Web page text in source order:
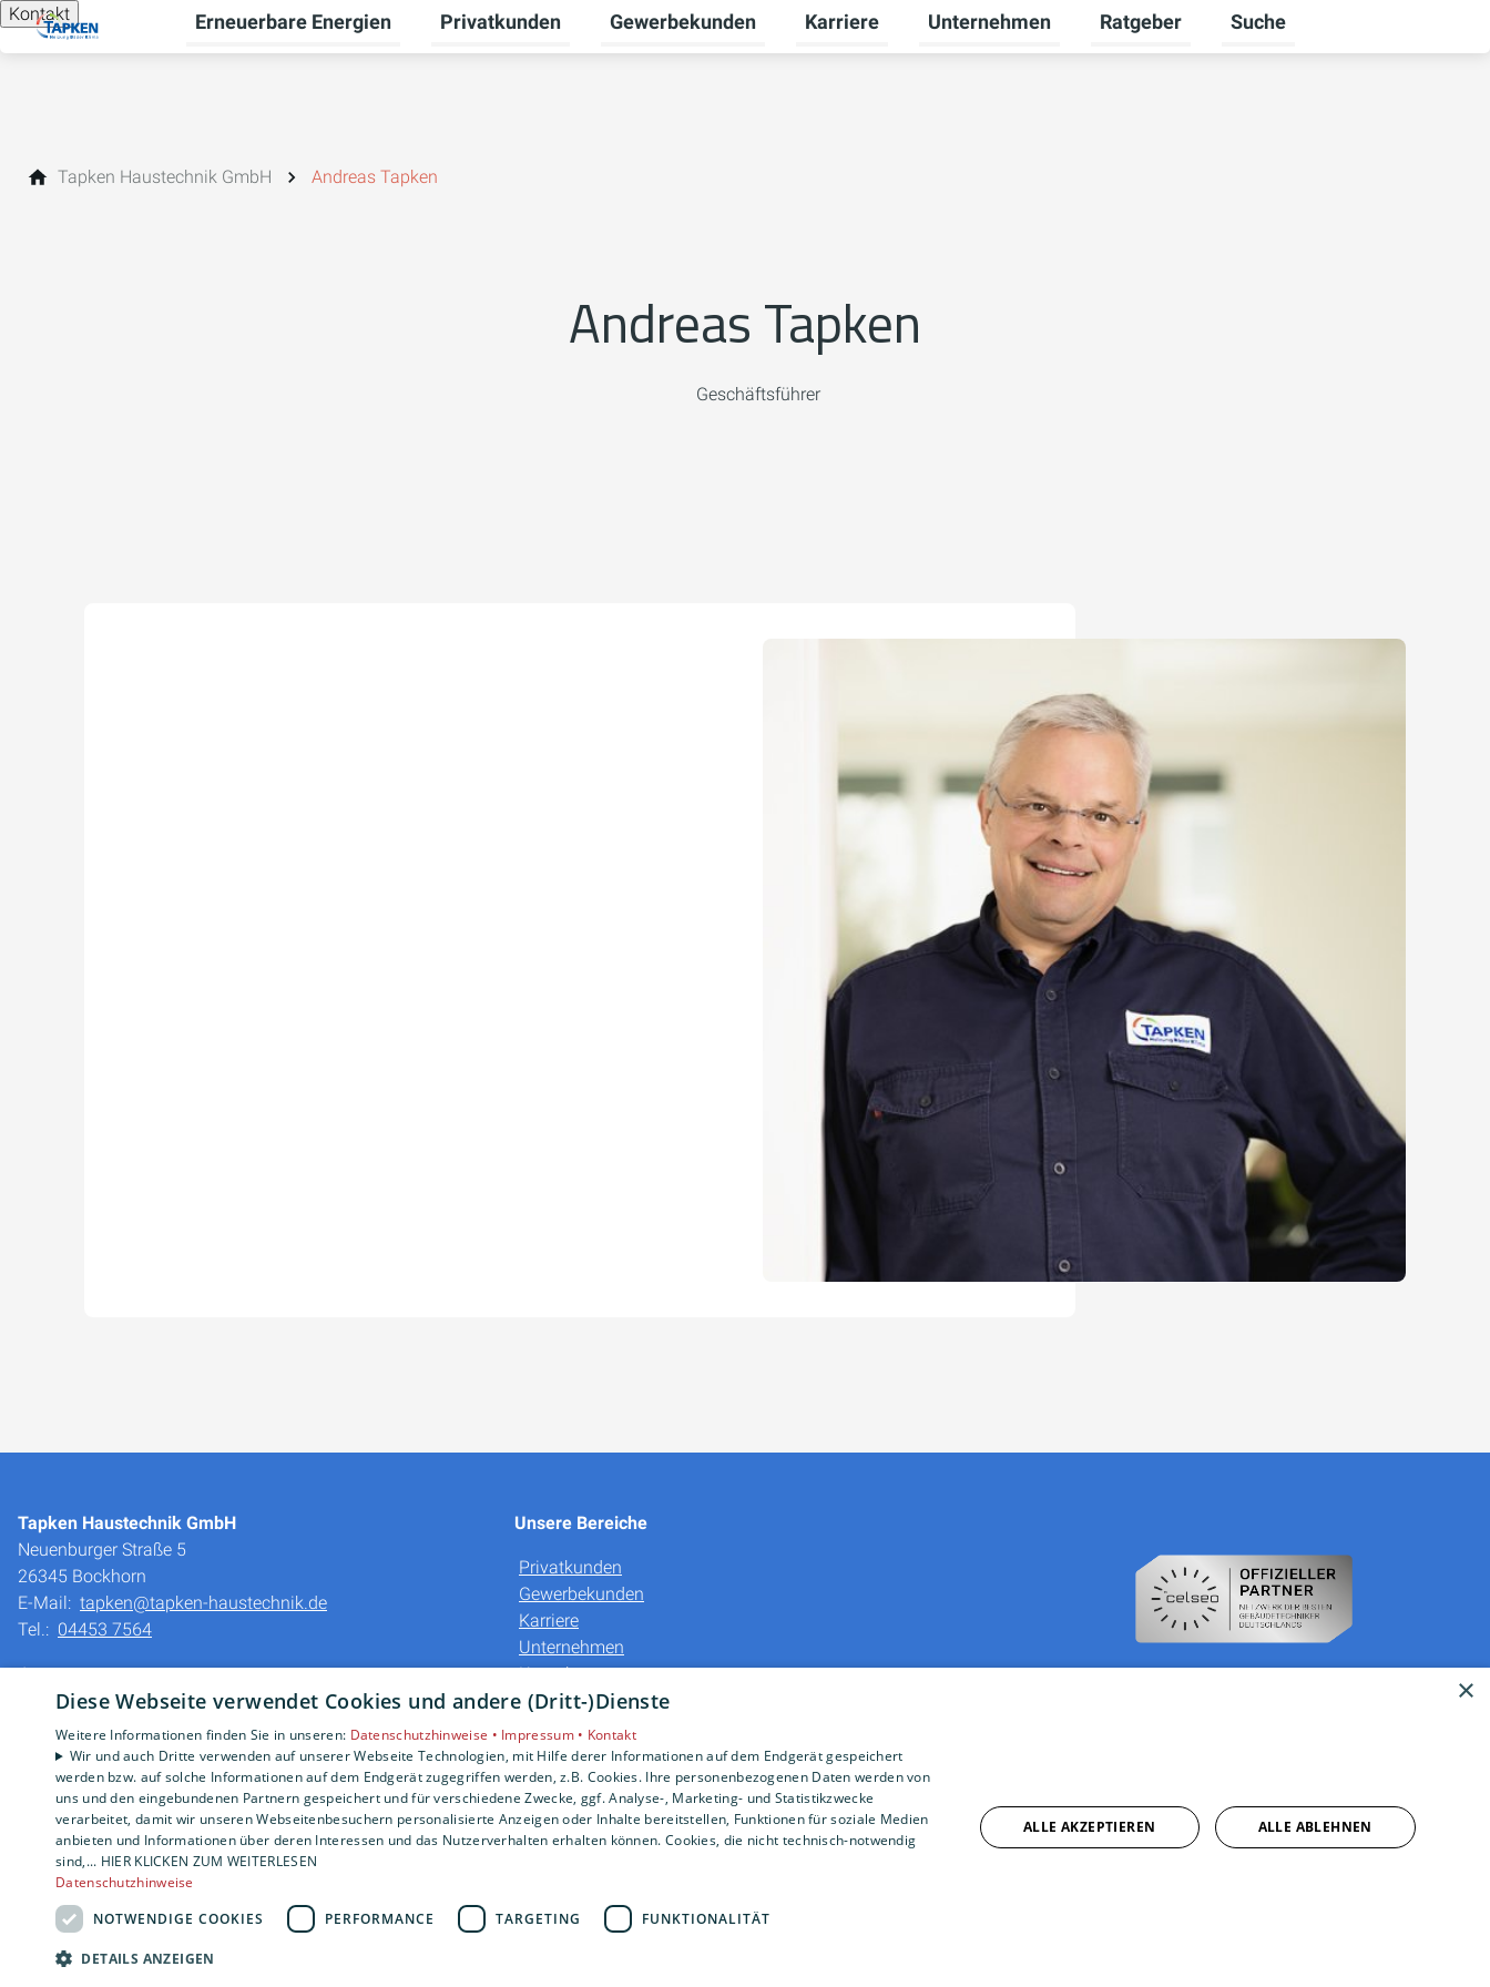
Kontakt Erneuerbare Energien
Untermenü für Erneuerbare Energien umschalten
Privatkunden
Untermenü für Privatkunden umschalten
Gewerbekunden
Untermenü für Gewerbekunden umschalten
Karriere
Untermenü für Karriere umschalten
Unternehmen
Untermenü für Unternehmen umschalten
Ratgeber
Untermenü für Ratgeber
Suche
Tapken Haustechnik GmbH Andreas Tapken
Andreas Tapken
Geschäftsführer
Tapken Haustechnik GmbH
Neuenburger Straße 5
26345 Bockhorn
E-Mail: tapken@tapken-haustechnik.de
Tel.: 04453 7564
Impressum
Barrierefreiheitserklärung
Datenschutzerklärung
AGB
Unsere Bereiche
Privatkunden
Gewerbekunden
Karriere
Unternehmen
Kontakt
×
Diese Webseite verwendet Cookies und andere (Dritt-)Dienste
Weitere Informationen finden Sie in unseren: Datenschutzhinweise • Impressum • Kontakt
Wir und auch Dritte verwenden auf unserer Webseite Technologien, mit Hilfe derer Informationen auf dem Endgerät gespeichert
werden bzw. auf solche Informationen auf dem Endgerät zugegriffen werden, z.B. Cookies. Ihre personenbezogenen Daten werden von
uns und den eingebundenen Partnern gespeichert und für verschiedene Zwecke, ggf. Analyse-, Marketing- und Statistikzwecke
verarbeitet, damit wir unseren Webseitenbesuchern personalisierte Anzeigen oder Inhalte bereitstellen, Funktionen für soziale Medien
anbieten und Informationen über deren Interessen und das Nutzerverhalten erhalten können. Cookies, die nicht technisch-notwendig
sind,... HIER KLICKEN ZUM WEITERLESEN
Datenschutzhinweise
NOTWENDIGE COOKIES
PERFORMANCE TARGETING FUNKTIONALITÄT
DETAILS ANZEIGEN
ALLE AKZEPTIEREN ALLE ABLEHNEN